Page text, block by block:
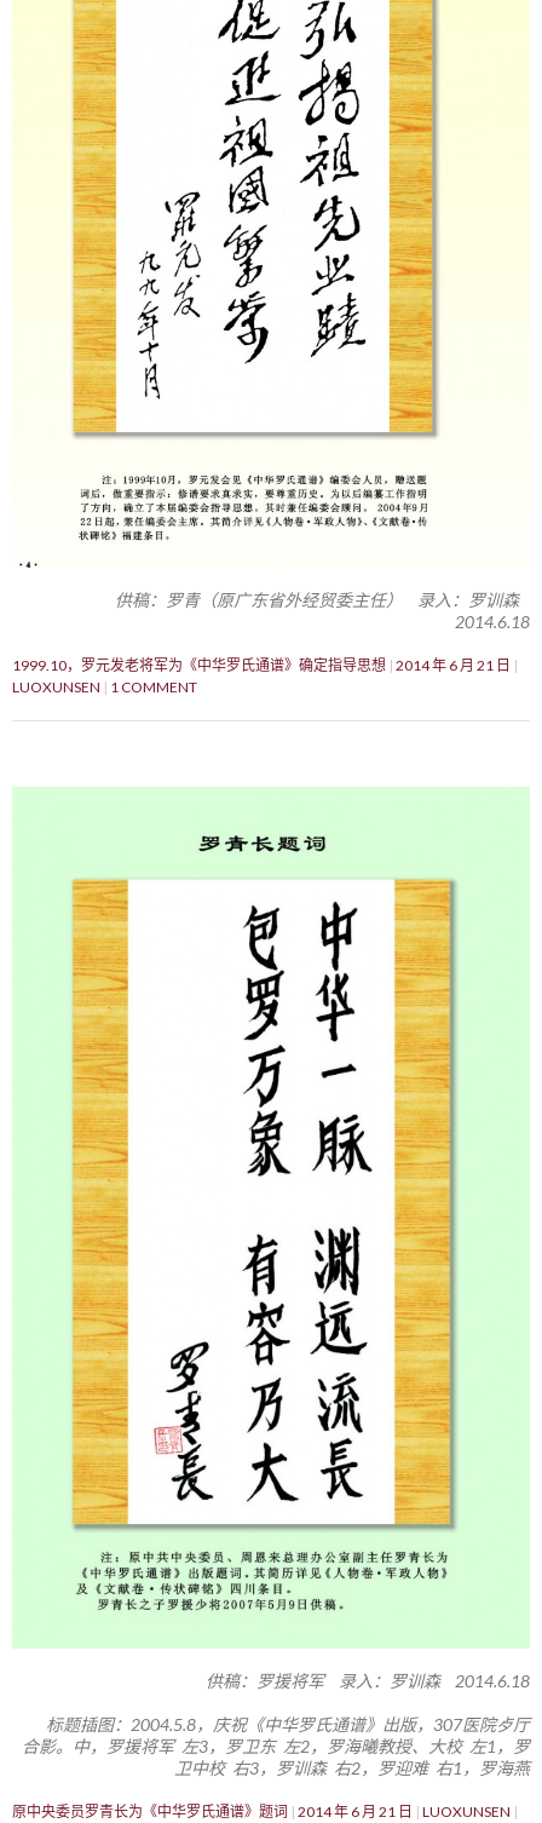
供稿：罗青（原广东省外经贸委主任） 录入：罗训森
2014.6.18
1999.10，罗元发老将军为《中华罗氏通谱》确定指导思想 2014 年 6 月 21 日
LUOXUNSEN
1 COMMENT
供稿：罗援将军 录入：罗训森 2014.6.18
标题插图：2004.5.8，庆祝《中华罗氏通谱》出版，307医院歺厅
合影。中，罗援将军 左3，罗卫东 左2，罗海曦教授、大校 左1，罗
卫中校 右3，罗训森 右2，罗迎难 右1，罗海燕
原中央委员罗青长为《中华罗氏通谱》题词 2014 年 6 月 21 日
LUOXUNSEN